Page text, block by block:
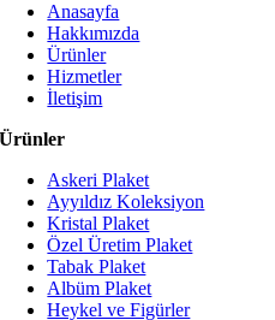
Anasayfa
Hakkımızda
Ürünler
Hizmetler
İletişim
Ürünler
Askeri Plaket
Ayyıldız Koleksiyon
Kristal Plaket
Özel Üretim Plaket
Tabak Plaket
Albüm Plaket
Heykel ve Figürler